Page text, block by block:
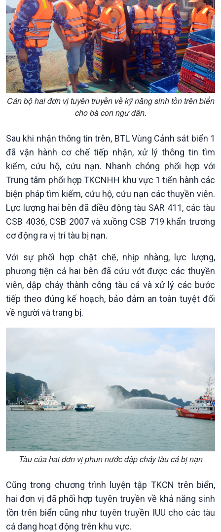
Tuyên chiến với gian lận
thương mại
đảo
Tìm hiểu biển, đảo Việt
Nam
Xã hội
Tin Đời sống & Xã hội
360 độ Sức khỏe
Chuyển đổi Xanh
Tài nguyên và Môi trường
Chuyên gia của bạn
Xã hội chuyển động
Bước chân đến trường
Khoa học & Công nghệ
Tin Khoa học & Công nghệ
khí hậu
Văn hoá & Du lịch
Tin Văn hoá & Du lịch
Chát với người nổi tiếng
Câu chuyện Thể thao
Multimedia
Ảnh
Video
Infographic
Cán bộ hai đơn vị tuyên truyền về kỹ năng sinh tồn trên biển
cho bà con ngư dân.
Sau khi nhận thông tin trên, BTL Vùng Cảnh sát biển 1
đã vận hành cơ chế tiếp nhận, xử lý thông tin tìm
kiếm, cứu hộ, cứu nạn. Nhanh chóng phối hợp với
Trung tâm phối hợp TKCNHH khu vực 1 tiến hành các
biện pháp tìm kiếm, cứu hộ, cứu nạn các thuyền viên.
Lực lượng hai bên đã điều động tàu SAR 411, các tàu
CSB 4036, CSB 2007 và xuồng CSB 719 khẩn trương
cơ động ra vị trí tàu bị nạn.
Với sự phối hợp chặt chẽ, nhịp nhàng, lực lượng,
phương tiện cả hai bên đã cứu vớt được các thuyền
viên, dập cháy thành công tàu cá và xử lý các bước
tiếp theo đúng kế hoạch, bảo đảm an toàn tuyệt đối
về người và trang bị.
Tàu của hai đơn vị phun nước dập cháy tàu cá bị nạn
Cũng trong chương trình luyện tập TKCN trên biển,
hai đơn vị đã phối hợp tuyên truyền về khả năng sinh
tồn trên biển cũng như tuyên truyền IUU cho các tàu
cá đang hoạt động trên khu vực.